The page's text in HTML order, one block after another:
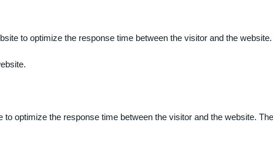
to optimize the response time between the visitor and the
optimize the response time between the visitor and the website.